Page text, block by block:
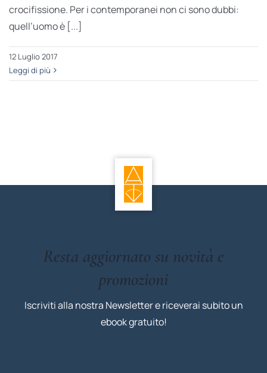
crocifissione. Per i contemporanei non ci sono dubbi:
quell’uomo è [...]
12 Luglio 2017
Leggi di più
Resta aggiornato su novità e
promozioni
Iscriviti alla nostra Newsletter e riceverai subito un
ebook gratuito!